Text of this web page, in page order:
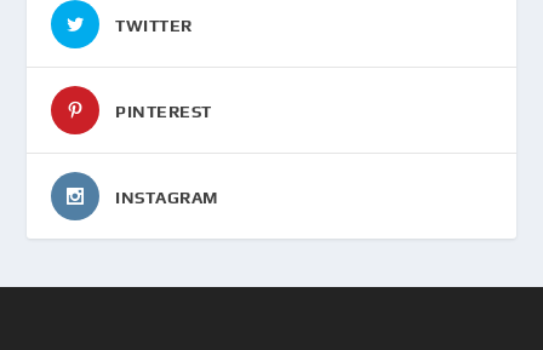
TWITTER
PINTEREST
INSTAGRAM